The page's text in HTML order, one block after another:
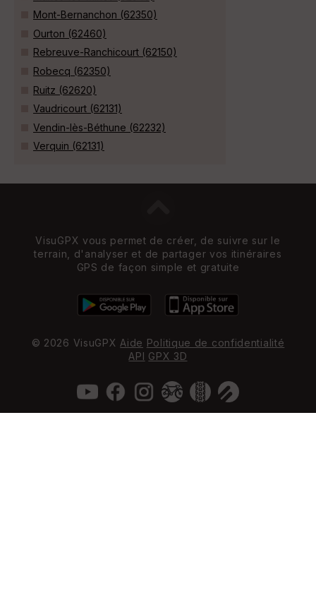
Mont-Bernanchon (62350)
Ourton (62460)
Rebreuve-Ranchicourt (62150)
Robecq (62350)
Ruitz (62620)
Vaudricourt (62131)
Vendin-lès-Béthune (62232)
Verquin (62131)
VisuGPX vous permet de créer, de suivre sur le
terrain, d'analyser et de partager vos itinéraires
GPS de façon simple et gratuite
© 2026 VisuGPX Aide Politique de confidentialité
API GPX 3D